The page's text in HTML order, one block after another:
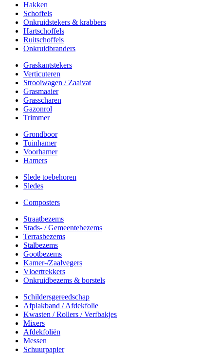
Hakken
Schoffels
Onkruidstekers & krabbers
Hartschoffels
Ruitschoffels
Onkruidbranders
Graskantstekers
Verticuteren
Strooiwagen / Zaaivat
Grasmaaier
Grasscharen
Gazonrol
Trimmer
Grondboor
Tuinhamer
Voorhamer
Hamers
Slede toebehoren
Sledes
Composters
Straatbezems
Stads- / Gemeentebezems
Terrasbezems
Stalbezems
Gootbezems
Kamer-/Zaalvegers
Vloertrekkers
Onkruidbezems & borstels
Schildersgereedschap
Afplakband / Afdekfolie
Kwasten / Rollers / Verfbakjes
Mixers
Afdekfoliën
Messen
Schuurpapier